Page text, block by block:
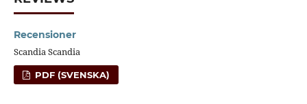
Recensioner
Scandia Scandia
PDF (SVENSKA)